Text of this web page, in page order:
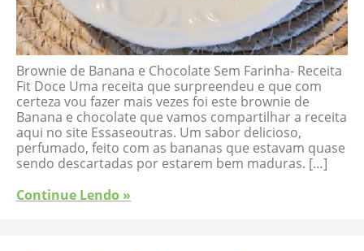
Brownie de Banana e Chocolate Sem Farinha- Receita
Fit Doce Uma receita que surpreendeu e que com
certeza vou fazer mais vezes foi este brownie de
Banana e chocolate que vamos compartilhar a receita
aqui no site Essaseoutras. Um sabor delicioso,
perfumado, feito com as bananas que estavam quase
sendo descartadas por estarem bem maduras. […]
Continue Lendo »